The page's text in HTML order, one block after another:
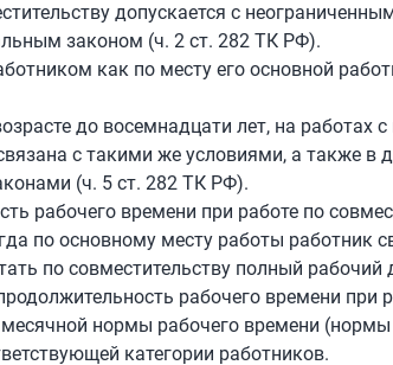
допускается с
законом (ч. 2 ст. 282 ТК РФ).
как по месту его основной
до восемнадцати лет, на работах
с такими же условиями, а также в
(ч. 5 ст. 282 ТК РФ).
рабочего времени при работе по
по основному месту работы работник
по совместительству полный рабочий
рабочего времени при
нормы рабочего времени (нормы
категории работников.